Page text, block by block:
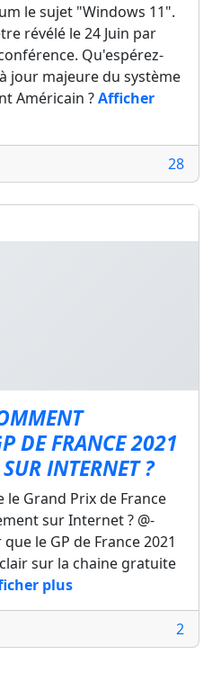
le sujet "Windows 11".
révélé le 24 Juin par
Qu'espérez-
jour majeure du système
Américain ?Afficher
28
DE FRANCE 2021
INTERNET ?
Grand Prix de France
sur Internet ? @-
le GP de France 2021
sur la chaine gratuite
plus
2